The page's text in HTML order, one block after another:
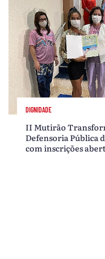
DIGNIDADE
II Mutirão
Defensoria Pública
com inscrições